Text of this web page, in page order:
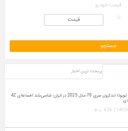
قیمت خودرو
تا
پربحث ترین اخبار
قیمت تویوتا لندکروزر سری 70 مدل 2025 در ایران؛ شاسی‌بلند افسانه‌ای 42
| 4:26 ب.ظ